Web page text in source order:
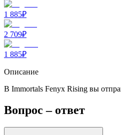
1 885₽
2 709₽
1 885₽
Описание
В Immortals Fenyx Rising вы
Вопрос – ответ